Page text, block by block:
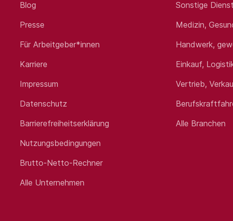
Abgeschlossene Ausbildung zur
Sicherer Umgang mit
EDV-Grundkenntnisse
Eigenverantwortliche, strukturierte
Neben spannenden
Vorteile:
Blog
Presse
Für Arbeitgeber*innen
Karriere
Impressum
Datenschutz
Barrierefreiheitserklärung
Nutzungsbedingungen
Brutto-Netto-Rechner
Alle Unternehmen
Sonstige
Medizin,
Handwerk,
Einkauf,
Vertrieb,
Alle Branchen